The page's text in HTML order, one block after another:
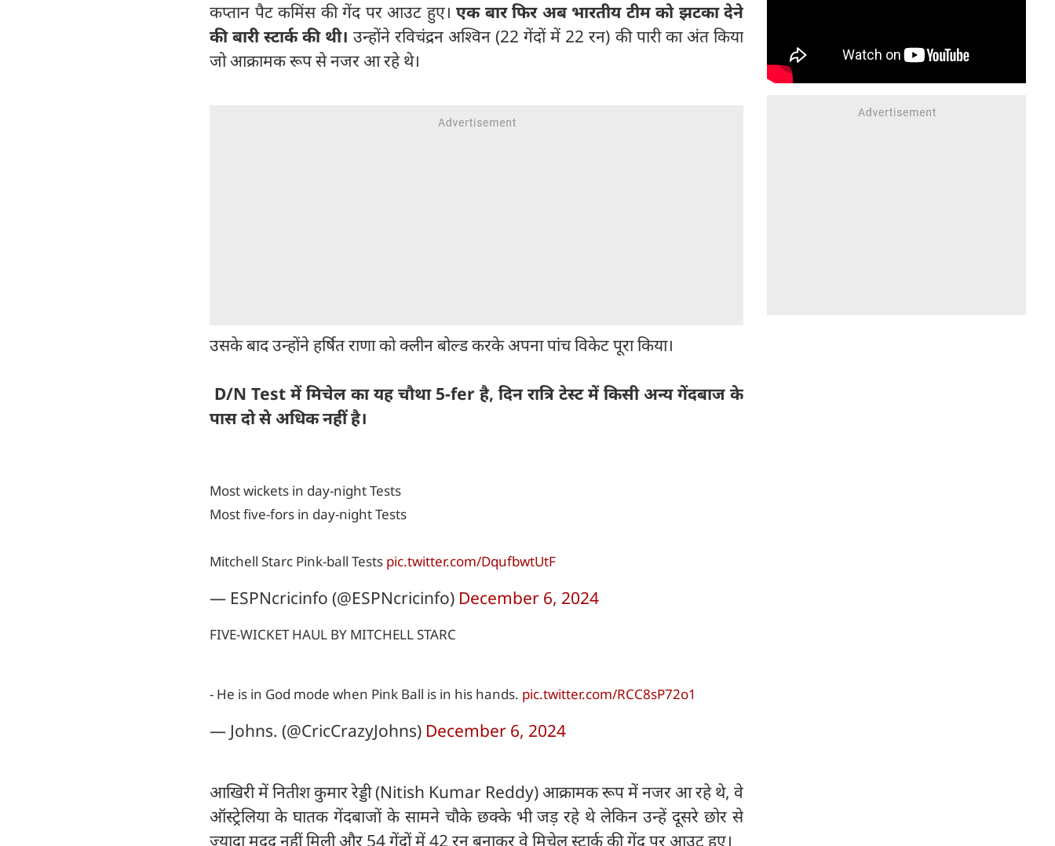
कप्तान पैट कमिंस की गेंद पर आउट हुए। एक बार फिर अब भारतीय टीम को झटका देने
की बारी स्टार्क की थी। उन्होंने रविचंद्रन अश्विन (22 गेंदों में 22 रन) की पारी का अंत किया
जो आक्रामक रूप से नजर आ रहे थे।
उसके बाद उन्होंने हर्षित राणा को क्लीन बोल्ड करके अपना पांच विकेट पूरा किया।
D/N Test में मिचेल का यह चौथा 5-fer है, दिन रात्रि टेस्ट में किसी अन्य गेंदबाज के
पास दो से अधिक नहीं है।
Most wickets in day-night Tests
Most five-fors in day-night Tests
Mitchell Starc Pink-ball Tests pic.twitter.com/DqufbwtUtF
— ESPNcricinfo (@ESPNcricinfo) December 6, 2024
FIVE-WICKET HAUL BY MITCHELL STARC
- He is in God mode when Pink Ball is in his hands. pic.twitter.com/RCC8sP72o1
— Johns. (@CricCrazyJohns) December 6, 2024
आखिरी में नितीश कुमार रेड्डी (Nitish Kumar Reddy) आक्रामक रूप में नजर आ रहे थे, वे
ऑस्ट्रेलिया के घातक गेंदबाजों के सामने चौके छक्के भी जड़ रहे थे लेकिन उन्हें दूसरे छोर से
ज्यादा मदद नहीं मिली और 54 गेंदों में 42 रन बनाकर वे मिचेल स्टार्क की गेंद पर आउट हुए।